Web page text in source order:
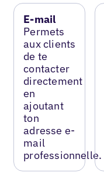
E-mail
Permets
aux clients
de te
contacter
directement
en
ajoutant
ton
adresse e-
mail
professionnelle.